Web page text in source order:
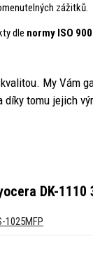
zážitků.
dle normy ISO
My Vám
díky tomu jejich
DK-1110
1025MFP